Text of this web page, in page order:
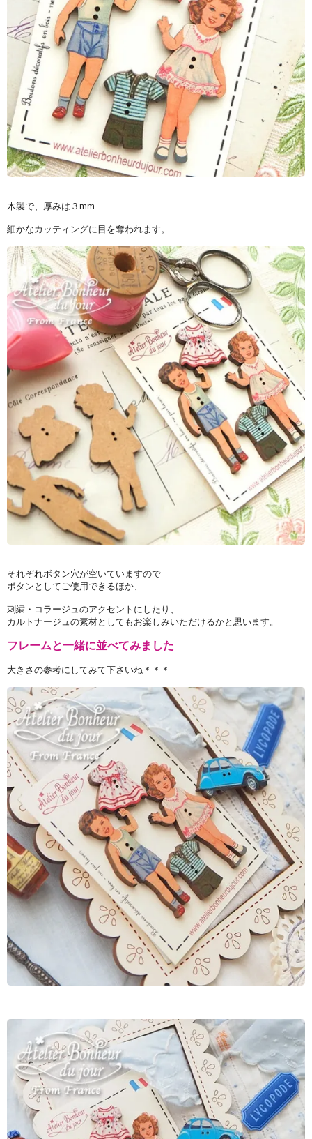
木製で、厚みは３mm
細かなカッティングに目を奪われます。
それぞれボタン穴が空いていますので
ボタンとしてご使用できるほか、
刺繍・コラージュのアクセントにしたり、
カルトナージュの素材としてもお楽しみいただけるかと思います。
フレームと一緒に並べてみました
大きさの参考にしてみて下さいね＊＊＊